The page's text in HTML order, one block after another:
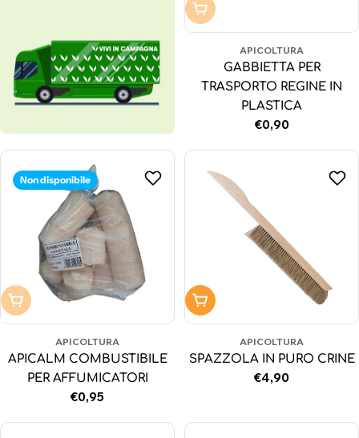
Non disponibile
APICOLTURA
GABBIETTA PER
TRASPORTO REGINE IN
PLASTICA
Prezzo
€0,90
Non disponibile
Non disponibile
APICOLTURA
APICALM COMBUSTIBILE
PER AFFUMICATORI
Prezzo
€0,95
Aggiungi al carrello
APICOLTURA
SPAZZOLA IN PURO CRINE
Prezzo
€4,90